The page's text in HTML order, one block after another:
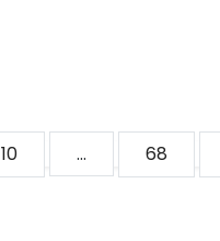
10 ... 68